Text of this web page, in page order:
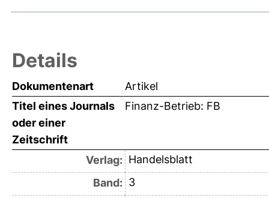
Details
Dokumentenart
Artikel
Titel eines Journals
oder einer
Zeitschrift
Finanz-Betrieb: FB
Verlag: Handelsblatt
Band: 3